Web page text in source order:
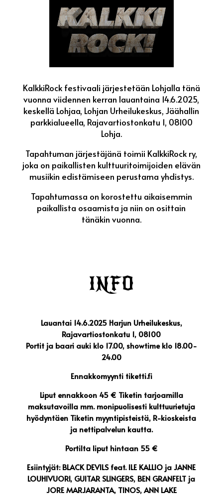
KalkkiRock festivaali järjestetään Lohjalla tänä
vuonna viidennen kerran lauantaina 14.6.2025,
keskellä Lohjaa, Lohjan Urheilukeskus, Jäähallin
parkkialueella, Rajavartiostonkatu 1, 08100
Lohja.
Tapahtuman järjestäjänä toimii KalkkiRock ry,
joka on paikallisten kulttuuritoimijoiden elävän
musiikin edistämiseen perustama yhdistys.
Tapahtumassa on korostettu aikaisemmin
paikallista osaamista ja niin on osittain
tänäkin vuonna.
INFO
Lauantai 14.6.2025 Harjun Urheilukeskus,
Rajavartiostonkatu 1, 08100
Portit ja baari auki klo 17.00, showtime klo 18.00-
24.00
Ennakkomyynti tiketti.fi
Liput ennakkoon 45 € Tiketin tarjoamilla
maksutavoilla mm. monipuolisesti kulttuurietuja
hyödyntäen Tiketin myyntipisteistä, R-kioskeista
ja nettipalvelun kautta.
Portilta liput hintaan 55 €
Esiintyjät: BLACK DEVILS feat. ILE KALLIO ja JANNE
LOUHIVUORI, GUITAR SLINGERS, BEN GRANFELT ja
JORE MARJARANTA, TINOS, ANN LAKE